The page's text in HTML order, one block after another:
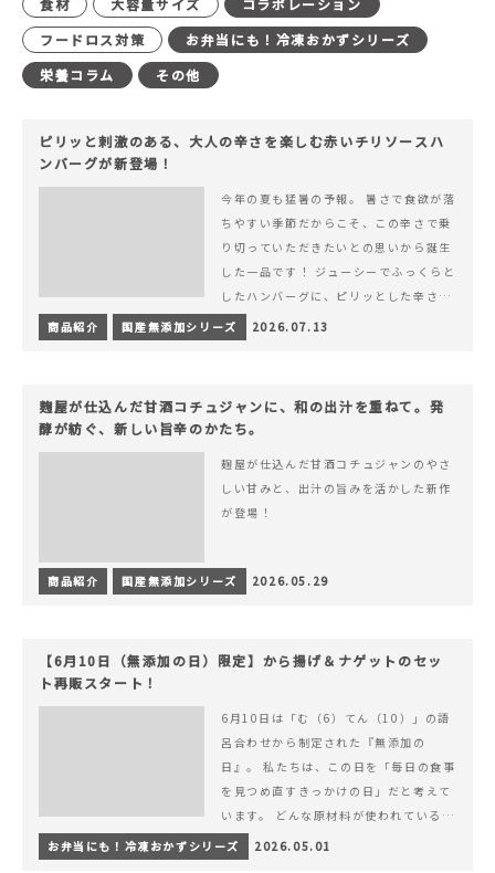
食材
大容量サイズ
コラボレーション
フードロス対策
お弁当にも！冷凍おかずシリーズ
栄養コラム
その他
ピリッと刺激のある、大人の辛さを楽しむ赤いチリソースハ
ンバーグが新登場！
今年の夏も猛暑の予報。 暑さで食欲が落
ちやすい季節だからこそ、この辛さで乗
り切っていただきたいとの思いから誕生
した一品です！ ジューシーでふっくらと
したハンバーグに、ピリッとした辛さと
コク深い旨みが楽しめる特製チリソース
&hellip; 続きを読む ピリッと刺激のあ
商品紹介 国産無添加シリーズ 2026.07.13
麹屋が仕込んだ甘酒コチュジャンに、和の出汁を重ねて。発
酵が紡ぐ、新しい旨辛のかたち。
麹屋が仕込んだ甘酒コチュジャンのやさ
しい甘みと、出汁の旨みを活かした新作
が登場！
商品紹介 国産無添加シリーズ 2026.05.29
【6月10日（無添加の日）限定】から揚げ＆ナゲットのセッ
ト再販スタート！
6月10日は「む（6）てん（10）」の語
呂合わせから制定された『無添加の
日』。 私たちは、この日を「毎日の食事
を見つめ直すきっかけの日」だと考えて
います。 どんな原材料が使われているの
か。 どのようにつくられているのか。&
hellip; 続きを読む 【6月10日（無添加
お弁当にも！冷凍おかずシリーズ 2026.05.01